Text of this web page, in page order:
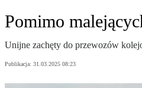
Pomimo
Unijne zachęty do przewozów
Publikacja: 31.03.2025 08:23